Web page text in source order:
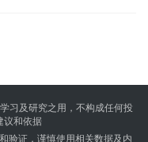
习及研究之用，不构成任何投
议和依据
验证，谨慎使用相关数据及内